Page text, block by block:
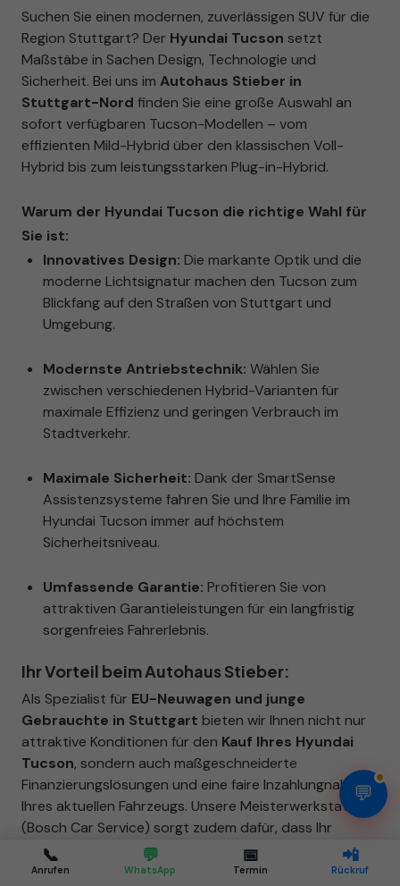
Suchen Sie einen modernen, zuverlässigen SUV für die
Region Stuttgart? Der Hyundai Tucson setzt
Maßstäbe in Sachen Design, Technologie und
Sicherheit. Bei uns im Autohaus Stieber in
Stuttgart-Nord finden Sie eine große Auswahl an
sofort verfügbaren Tucson-Modellen – vom
effizienten Mild-Hybrid über den klassischen Voll-
Hybrid bis zum leistungsstarken Plug-in-Hybrid.
Warum der Hyundai Tucson die richtige Wahl für
Sie ist:
Innovatives Design: Die markante Optik und die
moderne Lichtsignatur machen den Tucson zum
Blickfang auf den Straßen von Stuttgart und
Umgebung.
Modernste Antriebstechnik: Wählen Sie
zwischen verschiedenen Hybrid-Varianten für
maximale Effizienz und geringen Verbrauch im
Stadtverkehr.
Maximale Sicherheit: Dank der SmartSense
Assistenzsysteme fahren Sie und Ihre Familie im
Hyundai Tucson immer auf höchstem
Sicherheitsniveau.
Umfassende Garantie: Profitieren Sie von
attraktiven Garantieleistungen für ein langfristig
sorgenfreies Fahrerlebnis.
Ihr Vorteil beim Autohaus Stieber:
Als Spezialist für EU-Neuwagen und junge
Gebrauchte in Stuttgart bieten wir Ihnen nicht nur
attraktive Konditionen für den Kauf Ihres Hyundai
Tucson, sondern auch maßgeschneiderte
Finanzierungslösungen und eine faire Inzahlungnahme
Ihres aktuellen Fahrzeugs. Unsere Meisterwerkstatt
(Bosch Car Service) sorgt zudem dafür, dass Ihr
Fahrzeug auch nach dem Kauf in Bestform bleibt.
📞
Anrufen
💬
WhatsApp
📅
Termin
📲
Rückruf
💬